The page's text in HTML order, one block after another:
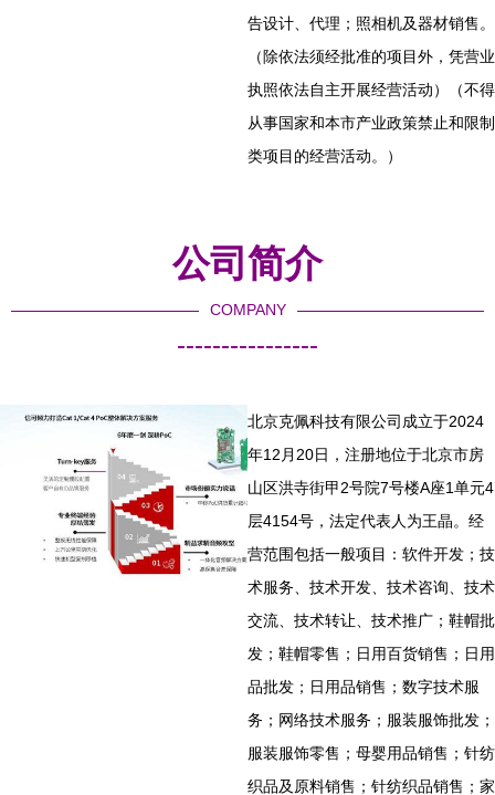
告设计、代理；照相机及器材销售。
（除依法须经批准的项目外，凭营业
执照依法自主开展经营活动）（不得
从事国家和本市产业政策禁止和限制
类项目的经营活动。）
公司简介
COMPANY
----------------
北京克佩科技有限公司成立于2024
年12月20日，注册地位于北京市房
山区洪寺街甲2号院7号楼A座1单元4
层4154号，法定代表人为王晶。经
营范围包括一般项目：软件开发；技
术服务、技术开发、技术咨询、技术
交流、技术转让、技术推广；鞋帽批
发；鞋帽零售；日用百货销售；日用
品批发；日用品销售；数字技术服
务；网络技术服务；服装服饰批发；
服装服饰零售；母婴用品销售；针纺
织品及原料销售；针纺织品销售；家